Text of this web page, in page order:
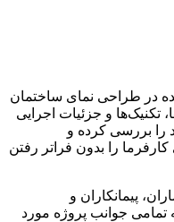
در طراحی نمای ساختمان
تکنیک‌ها و جزئیات اجرایی
را بررسی کرده و
کارفرما را بدون فراتر رفتن
پیمانکاران و
جوانب پروژه مورد